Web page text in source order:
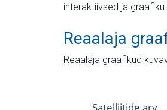
interaktiivsed ja
Reaalaja
Reaalaja graafikud